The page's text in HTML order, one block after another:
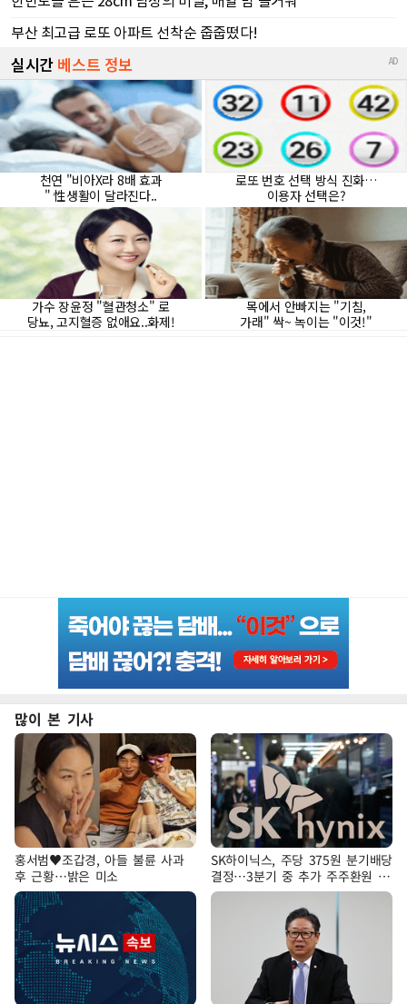
많이 본 기사
홍서범♥조갑경, 아들 불륜 사과
후 근황…밝은 미소
SK하이닉스, 주당 375원 분기배당
결정…3분기 중 추가 주주환원 발
표